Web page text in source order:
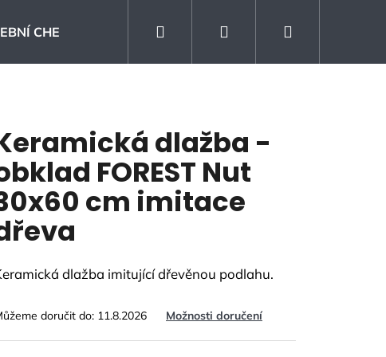
CHEMIE Kontakt Prodejna Přihlášení
dlažba -
FOREST Nut
cm imitace
dlažba imitující dřevěnou podlahu.
doručit do: 11.8.2026 Možnosti doručení
SANDWOOD